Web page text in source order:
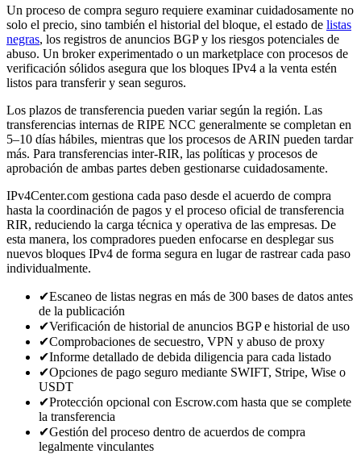
Un proceso de compra seguro requiere examinar cuidadosamente no
solo el precio, sino también el historial del bloque, el estado de listas
negras, los registros de anuncios BGP y los riesgos potenciales de
abuso. Un broker experimentado o un marketplace con procesos de
verificación sólidos asegura que los bloques IPv4 a la venta estén
listos para transferir y sean seguros.
Los plazos de transferencia pueden variar según la región. Las
transferencias internas de RIPE NCC generalmente se completan en
5–10 días hábiles, mientras que los procesos de ARIN pueden tardar
más. Para transferencias inter-RIR, las políticas y procesos de
aprobación de ambas partes deben gestionarse cuidadosamente.
IPv4Center.com gestiona cada paso desde el acuerdo de compra
hasta la coordinación de pagos y el proceso oficial de transferencia
RIR, reduciendo la carga técnica y operativa de las empresas. De
esta manera, los compradores pueden enfocarse en desplegar sus
nuevos bloques IPv4 de forma segura en lugar de rastrear cada paso
individualmente.
✔Escaneo de listas negras en más de 300 bases de datos antes
de la publicación
✔Verificación de historial de anuncios BGP e historial de uso
✔Comprobaciones de secuestro, VPN y abuso de proxy
✔Informe detallado de debida diligencia para cada listado
✔Opciones de pago seguro mediante SWIFT, Stripe, Wise o
USDT
✔Protección opcional con Escrow.com hasta que se complete
la transferencia
✔Gestión del proceso dentro de acuerdos de compra
legalmente vinculantes